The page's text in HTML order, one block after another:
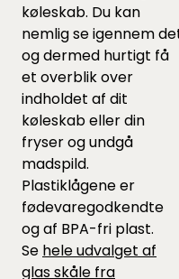
køleskab. Du kan
nemlig se igennem
og dermed hurtigt få
et overblik over
indholdet af dit
køleskab eller din
fryser og undgå
madspild.
Plastiklågene er
fødevaregodkendte
og af BPA-fri plast.
Se hele udvalget af
glas skåle fra